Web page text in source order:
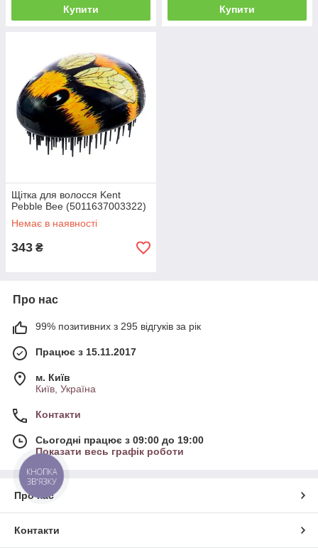
Купити Купити
Щітка для волосся Kent
Pebble Bee (5011637003322)
Немає в наявності
343 ₴
Про нас
99% позитивних з 295 відгуків за рік
Працює з 15.11.2017
м. Київ
Київ, Україна
Контакти
Сьогодні працює з 09:00 до 19:00
Показати весь графік роботи
Про нас
Контакти
КНОПКА
ЗВ'ЯЗКУ